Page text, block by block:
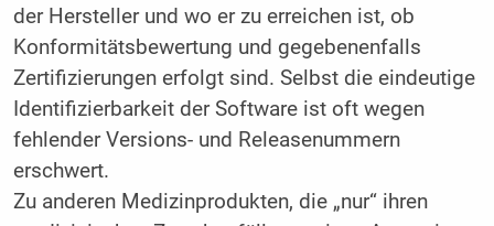
der Hersteller und wo er zu erreichen ist, ob
Konformitätsbewertung und gegebenenfalls
Zertifizierungen erfolgt sind. Selbst die eindeutige
Identifizierbarkeit der Software ist oft wegen
fehlender Versions- und Releasenummern
erschwert.
Zu anderen Medizinprodukten, die „nur“ ihren